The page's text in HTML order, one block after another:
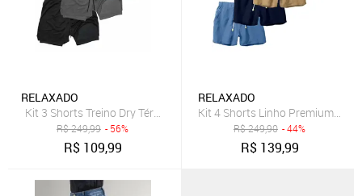
RELAXADO
Kit 3 Shorts Treino Dry Térmico 2 em 1 com Bolso para Cel. e
R$249,99 - 56%
R$ 109,99
RELAXADO
Kit 4 Shorts Linho Premium
R$249,90 - 44%
R$ 139,99